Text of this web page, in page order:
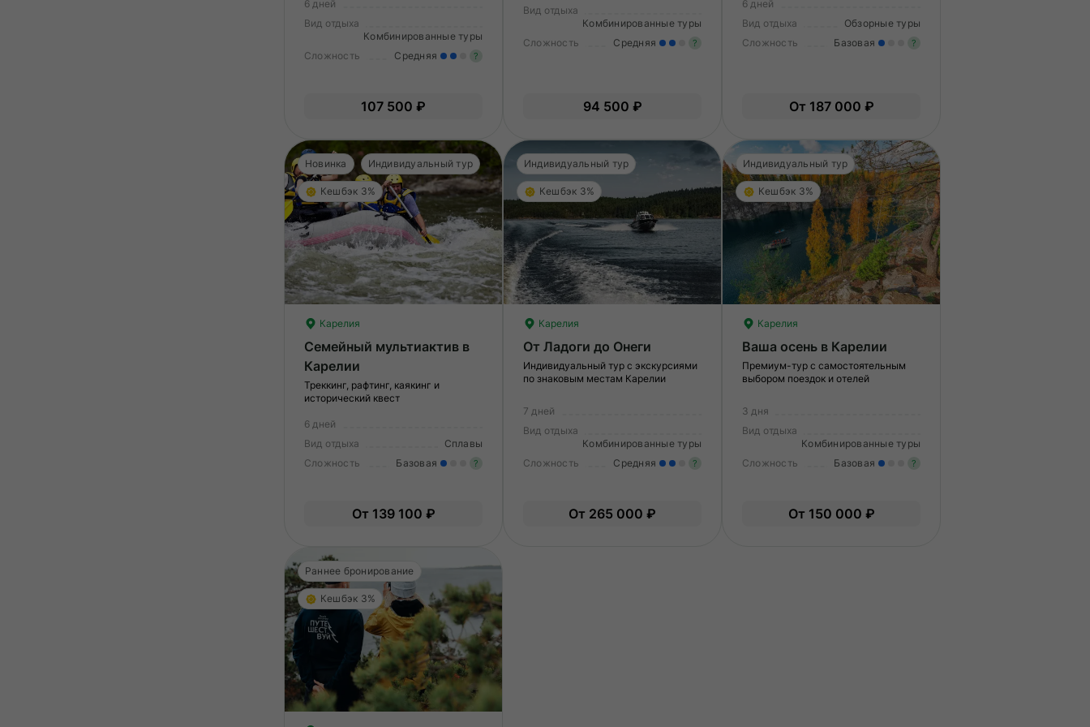
6 дней
Вид отдыха
Комбинированные туры
Сложность
Средняя ?
вам нужно будет физически
107 500 ₽
Вид отдыха
Комбинированные туры
Сложность
Средняя ?
подготовиться к туру.
94 500 ₽
6 дней
Вид отдыха
Обзорные туры
Сложность
Базовая ?
От 187 000 ₽
Новинка Индивидуальный тур
Кешбэк 3%
Карелия
Семейный мультиактив в
Карелии
Треккинг, рафтинг, каякинг и
исторический квест
6 дней
Вид отдыха
Сплавы
Сложность
Базовая ?
Опыт не нужен.
От 139 100 ₽
Индивидуальный тур
Кешбэк 3%
Карелия
От Ладоги до Онеги
Индивидуальный тур с экскурсиями
по знаковым местам Карелии
7 дней
Вид отдыха
Комбинированные туры
Сложность
Средняя ?
вам нужно будет физически
От 265 000 ₽
Индивидуальный тур
Кешбэк 3%
Карелия
Ваша осень в Карелии
Премиум-тур с самостоятельным
выбором поездок и отелей
3 дня
Вид отдыха
Комбинированные туры
Сложность
Базовая ?
От 150 000 ₽
Раннее бронирование
Кешбэк 3%